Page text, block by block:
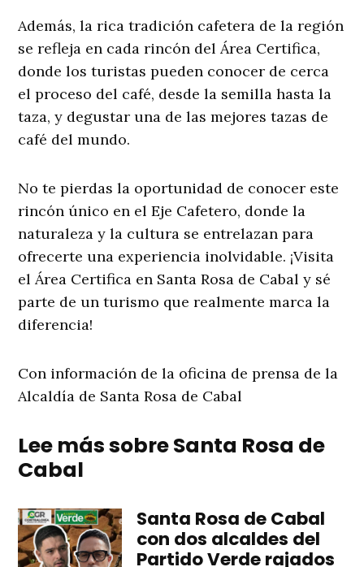
Además, la rica tradición cafetera de la región
se refleja en cada rincón del Área Certifica,
donde los turistas pueden conocer de cerca
el proceso del café, desde la semilla hasta la
taza, y degustar una de las mejores tazas de
café del mundo.
No te pierdas la oportunidad de conocer este
rincón único en el Eje Cafetero, donde la
naturaleza y la cultura se entrelazan para
ofrecerte una experiencia inolvidable. ¡Visita
el Área Certifica en Santa Rosa de Cabal y sé
parte de un turismo que realmente marca la
diferencia!
Con información de la oficina de prensa de la
Alcaldía de Santa Rosa de Cabal
Lee más sobre Santa Rosa de
Cabal
Santa Rosa de Cabal
con dos alcaldes del
Partido Verde rajados